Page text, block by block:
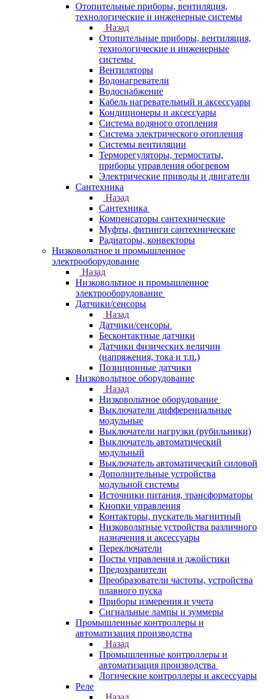
Отопительные приборы, вентиляция,
технологические и инженерные системы
Назад
Отопительные приборы, вентиляция,
технологические и инженерные
системы
Вентиляторы
Водонагреватели
Водоснабжение
Кабель нагревательный и аксессуары
Кондиционеры и аксессуары
Система водяного отопления
Система электрического отопления
Системы вентиляции
Терморегуляторы, термостаты,
приборы управления обогревом
Электрические приводы и двигатели
Сантехника
Назад
Сантехника
Компенсаторы сантехнические
Муфты, фитинги сантехнические
Радиаторы, конвекторы
Низковольтное и промышленное
электрооборудование
Назад
Низковольтное и промышленное
электрооборудование
Датчики/сенсоры
Назад
Датчики/сенсоры
Бесконтактные датчики
Датчики физических величин
(напряжения, тока и т.п.)
Позиционные датчики
Низковольтное оборудование
Назад
Низковольтное оборудование
Выключатели дифференцальные
модульные
Выключатели нагрузки (рубильники)
Выключатель автоматический
модульный
Выключатель автоматический силовой
Дополнительные устройства
модульной системы
Источники питания, трансформаторы
Кнопки управления
Контакторы, пускатель магнитный
Низковольтные устройства различного
назначения и аксессуары
Переключатели
Посты управления и джойстики
Предохранители
Преобразователи частоты, устройства
плавного пуска
Приборы измерения и учета
Сигнальные лампы и зуммеры
Промышленные контроллеры и
автоматизация производства
Назад
Промышленные контроллеры и
автоматизация производства
Логические контроллеры и аксессуары
Реле
Назад